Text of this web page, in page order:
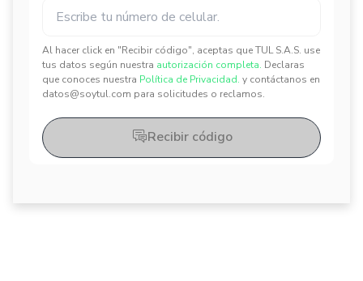
Al hacer click en "Recibir código", aceptas que TUL S.A.S. use
tus datos según nuestra autorización completa. Declaras
que conoces nuestra Política de Privacidad. y contáctanos en
datos@soytul.com para solicitudes o reclamos.
✕
✕
Recibir código